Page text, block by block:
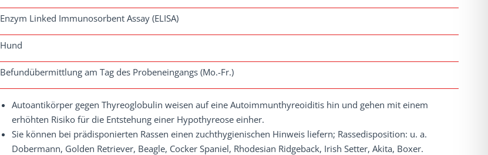
Enzym Linked Immunosorbent Assay (ELISA)
Hund
Befundübermittlung am Tag des Probeneingangs (Mo.-Fr.)
Autoantikörper gegen Thyreoglobulin weisen auf eine Autoimmunthyreoiditis hin und gehen mit einem
erhöhten Risiko für die Entstehung einer Hypothyreose einher.
Sie können bei prädisponierten Rassen einen zuchthygienischen Hinweis liefern; Rassedisposition: u. a.
Dobermann, Golden Retriever, Beagle, Cocker Spaniel, Rhodesian Ridgeback, Irish Setter, Akita, Boxer.